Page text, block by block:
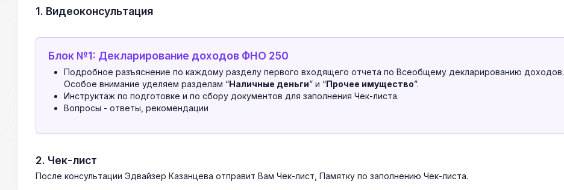
1. Видеоконсультация
Блок №1: Декларирование доходов ФНО 250
Подробное разъяснение по каждому разделу первого входящего отчета по Всеобщему декларированию доходов.
Особое внимание уделяем разделам “Наличные деньги” и “Прочее имущество”.
Инструктаж по подготовке и по сбору документов для заполнения Чек-листа.
Вопросы - ответы, рекомендации
2. Чек-лист
После консультации Эдвайзер Казанцева отправит Вам Чек-лист, Памятку по заполнению Чек-листа.